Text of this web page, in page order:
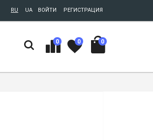
ВОЙТИ РЕГИСТРАЦИЯ
RU UA
0 0 0